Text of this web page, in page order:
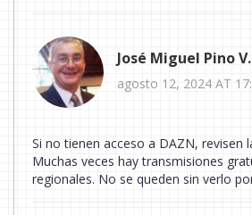
José Miguel Pino V.
agosto 12, 2024 AT
Si no tienen acceso a DAZN, revisen
Muchas veces hay transmisiones
regionales. No se queden sin verlo